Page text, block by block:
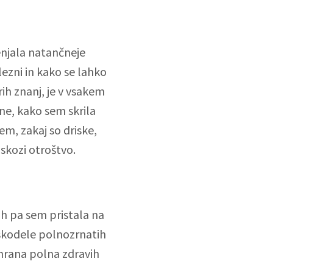
natančneje
in kako se lahko
znanj, je v vsakem
kako sem skrila
zakaj so driske,
otroštvo.
pa sem pristala na
polnozrnatih
polna zdravih